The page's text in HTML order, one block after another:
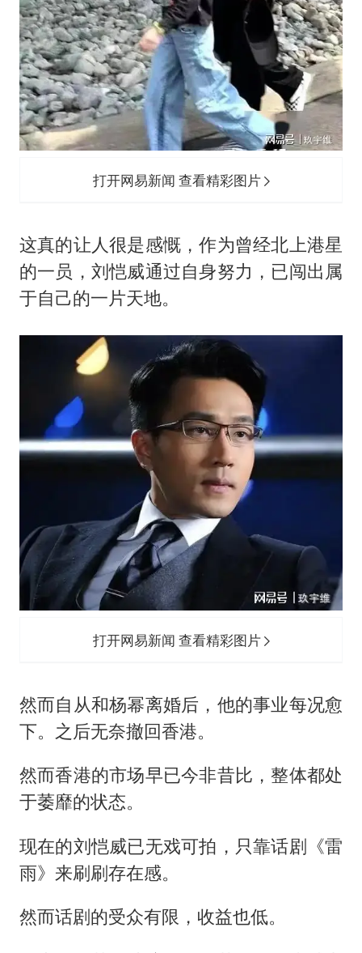
打开网易新闻 查看精彩图片
这真的让人很是感慨，作为曾经北上港星
的一员，刘恺威通过自身努力，已闯出属
于自己的一片天地。
打开网易新闻 查看精彩图片
然而自从和杨幂离婚后，他的事业每况愈
下。之后无奈撤回香港。
然而香港的市场早已今非昔比，整体都处
于萎靡的状态。
现在的刘恺威已无戏可拍，只靠话剧《雷
雨》来刷刷存在感。
然而话剧的受众有限，收益也低。